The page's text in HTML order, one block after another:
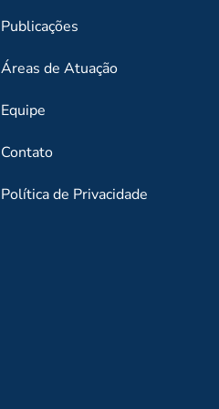
Publicações
Áreas de Atuação
Equipe
Contato
Política de Privacidade